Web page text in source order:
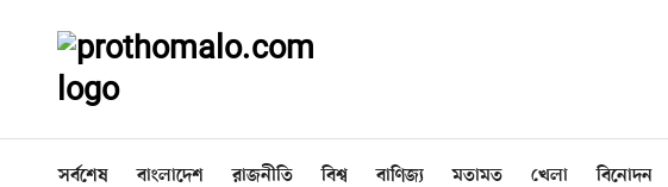
সর্বশেষ বাংলাদেশ রাজনীতি বিশ্ব বাণিজ্য মতামত খেলা বিনোদন